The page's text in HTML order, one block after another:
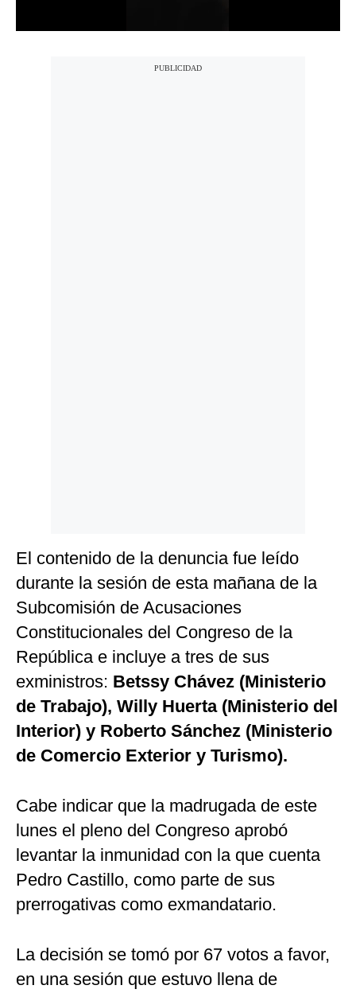
El contenido de la denuncia fue leído
durante la sesión de esta mañana de la
Subcomisión de Acusaciones
Constitucionales del Congreso de la
República e incluye a tres de sus
exministros: Betssy Chávez (Ministerio
de Trabajo), Willy Huerta (Ministerio del
Interior) y Roberto Sánchez (Ministerio
de Comercio Exterior y Turismo).
Cabe indicar que la madrugada de este
lunes el pleno del Congreso aprobó
levantar la inmunidad con la que cuenta
Pedro Castillo, como parte de sus
prerrogativas como exmandatario.
La decisión se tomó por 67 votos a favor,
en una sesión que estuvo llena de